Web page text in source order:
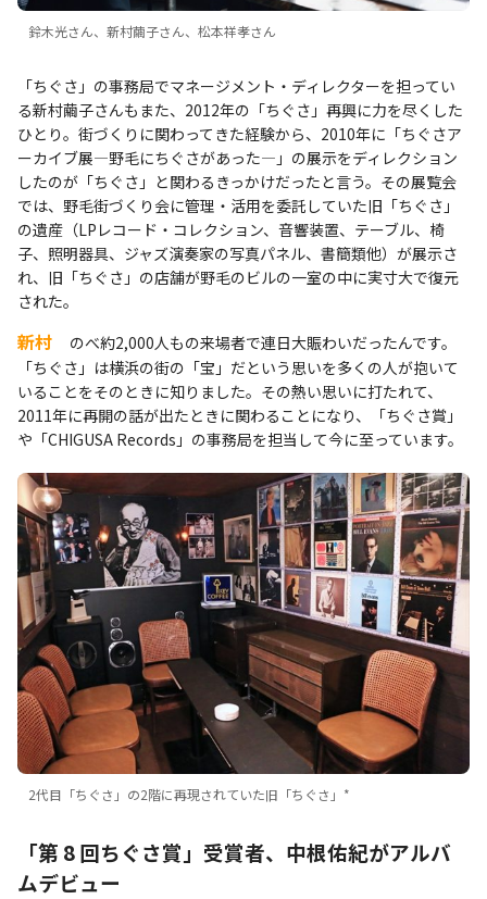
鈴木光さん、新村繭子さん、松本祥孝さん
「ちぐさ」の事務局でマネージメント・ディレクターを担ってい
る新村繭子さんもまた、2012年の「ちぐさ」再興に力を尽くした
ひとり。街づくりに関わってきた経験から、2010年に「ちぐさア
ーカイブ展―野毛にちぐさがあった―」の展示をディレクション
したのが「ちぐさ」と関わるきっかけだったと言う。その展覧会
では、野毛街づくり会に管理・活用を委託していた旧「ちぐさ」
の遺産（LPレコード・コレクション、音響装置、テーブル、椅
子、照明器具、ジャズ演奏家の写真パネル、書簡類他）が展示さ
れ、旧「ちぐさ」の店舗が野毛のビルの一室の中に実寸大で復元
された。
新村
のべ約2,000人もの来場者で連日大賑わいだったんです。
「ちぐさ」は横浜の街の「宝」だという思いを多くの人が抱いて
いることをそのときに知りました。その熱い思いに打たれて、
2011年に再開の話が出たときに関わることになり、「ちぐさ賞」
や「CHIGUSA Records」の事務局を担当して今に至っています。
2代目「ちぐさ」の2階に再現されていた旧「ちぐさ」*
「第 8 回ちぐさ賞」受賞者、中根佑紀がアルバ
ムデビュー